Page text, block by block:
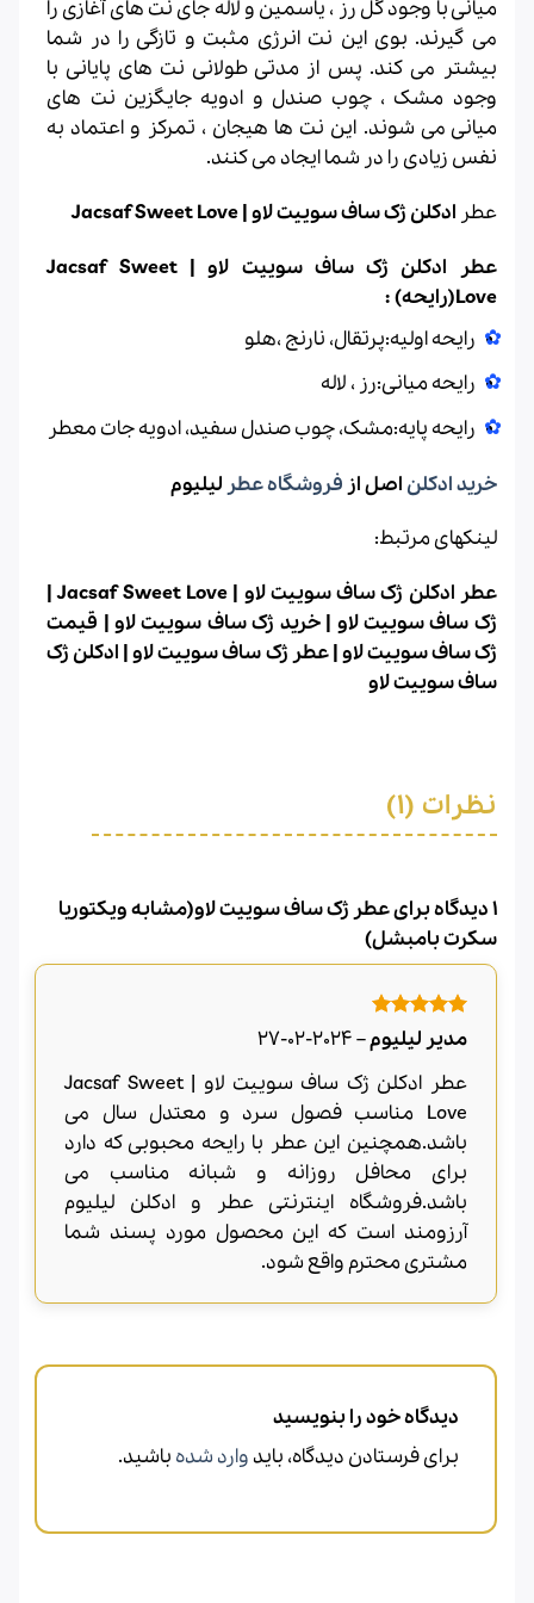
میانی با وجود گل رز ، یاسمین و لاله جای نت‌ های آغازی را
می ‌گیرند. بوی این نت انرژی مثبت و تازگی را در شما
بیشتر می ‌کند. پس از مدتی طولانی نت‌ های پایانی با
وجود مشک ، چوب صندل و ادویه جایگزین نت ‌های
میانی می‌ شوند. این نت‌ ها هیجان ، تمرکز و اعتماد به
‌نفس زیادی را در شما ایجاد می ‌کنند.
عطر ادکلن ژک ساف سوییت لاو | Jacsaf Sweet Love
عطر ادکلن ژک ساف سوییت لاو | Jacsaf Sweet
Love(رایحه) :
رایحه اولیه:پرتقال، نارنج ،هلو
رایحه میانی:رز ، لاله
رایحه پایه:مشک، چوب صندل سفید، ادویه جات معطر
خرید ادکلن اصل از فروشگاه عطر لیلیوم
لینکهای مرتبط:
عطر ادکلن ژک ساف سوییت لاو | Jacsaf Sweet Love |
ژک ساف سوییت لاو | خرید ژک ساف سوییت لاو | قیمت
ژک ساف سوییت لاو | عطر ژک ساف سوییت لاو | ادکلن ژک
ساف سوییت لاو
نظرات (1)
1 دیدگاه برای
عطر ژک ساف سوییت لاو(مشابه ویکتوریا
سکرت بامبشل)
امتیاز 5از
5
مدیر لیلیوم–
2024-02-27
عطر ادکلن ژک ساف سوییت لاو | Jacsaf Sweet
Love مناسب فصول سرد و معتدل سال می
باشد.همچنین این عطر با رایحه محبوبی که دارد
برای محافل روزانه و شبانه مناسب می
باشد.فروشگاه اینترنتی عطر و ادکلن لیلیوم
آرزومند است که این محصول مورد پسند شما
مشتری محترم واقع شود.
دیدگاه خود را بنویسید
برای فرستادن دیدگاه، باید وارد شده باشید.